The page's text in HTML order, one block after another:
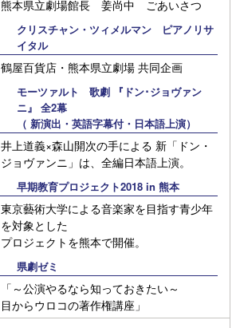
熊本県立劇場館長 姜尚中 ごあいさつ
クリスチャン・ツィメルマン ピアノリサ
イタル
鶴屋百貨店・熊本県立劇場 共同企画
モーツァルト 歌劇 『ドン･ジョヴァン
ニ』 全2幕
（ 新演出・英語字幕付・日本語上演）
井上道義×森山開次の手による 新「ドン・
ジョヴァンニ」は、全編日本語上演。
早期教育プロジェクト2018 in 熊本
東京藝術大学による音楽家を目指す青少年
を対象とした
プロジェクトを熊本で開催。
県劇ゼミ
「～公演やるなら知っておきたい～
目からウロコの著作権講座」